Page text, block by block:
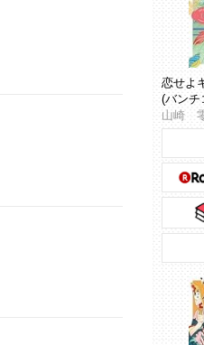
恋せよ
(バンチ
山崎